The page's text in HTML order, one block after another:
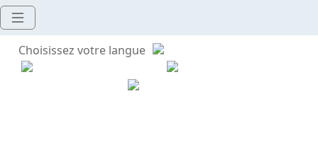
Choisissez votre langue